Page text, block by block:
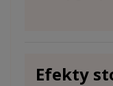
Efekty